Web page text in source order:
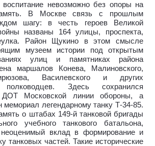
воспитание невозможно без опоры на
В Москве связь с прошлым
шагу: в честь героев Великой
названы 164 улицы, проспекта,
Район Щукино в этом смысле
музеем истории под открытым
улиц и памятниках района
маршалов Конева, Малиновского,
Василевского и других
полководцев. Здесь сохранился
ДОТ Московской линии обороны, а
мемориал легендарному танку Т-34-85.
о штабах 149-й танковой бригады
учебного танкового батальона,
вклад в формирование и
танковых частей. Такие исторические